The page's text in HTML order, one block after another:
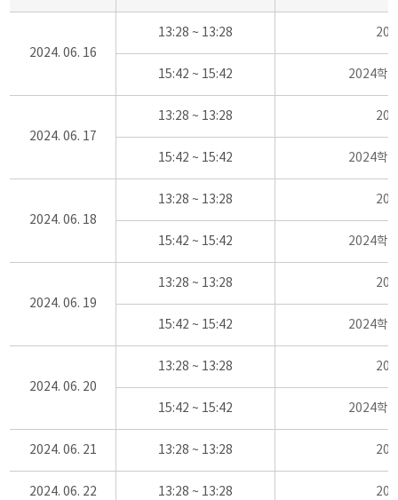
2024. 06. 16
13:28 ~ 13:28
15:42 ~ 15:42 2024학
2024. 06. 17
13:28 ~ 13:28
15:42 ~ 15:42 2024학
2024. 06. 18
13:28 ~ 13:28
15:42 ~ 15:42 2024학
2024. 06. 19
13:28 ~ 13:28
15:42 ~ 15:42 2024학
2024. 06. 20
13:28 ~ 13:28
15:42 ~ 15:42 2024학
2024. 06. 21 13:28 ~ 13:28
2024. 06. 22 13:28 ~ 13:28